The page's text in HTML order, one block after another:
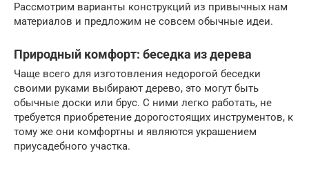
Рассмотрим варианты конструкций из привычных нам
материалов и предложим не совсем обычные идеи.
Природный комфорт: беседка из дерева
Чаще всего для изготовления недорогой беседки
своими руками выбирают дерево, это могут быть
обычные доски или брус. С ними легко работать, не
требуется приобретение дорогостоящих инструментов, к
тому же они комфортны и являются украшением
приусадебного участка.